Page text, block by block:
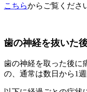
こちらからご覧くださ
歯の神経を抜いた
歯の神経を取った後に
の、通常は数日から1